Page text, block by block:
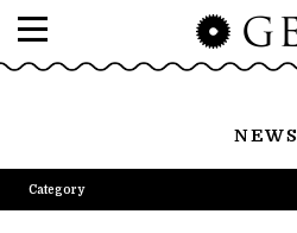
NEWS
Category